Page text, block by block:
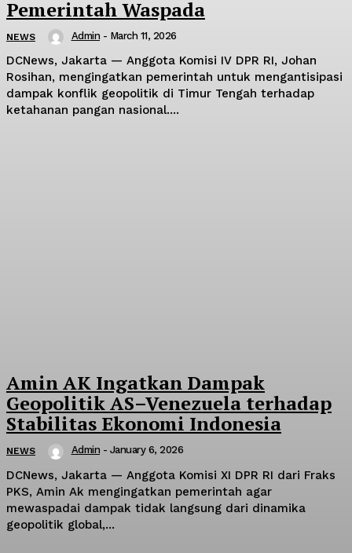
Pemerintah Waspada
NEWS Admin - March 11, 2026
DCNews, Jakarta — Anggota Komisi IV DPR RI, Johan
Rosihan, mengingatkan pemerintah untuk mengantisipasi
dampak konflik geopolitik di Timur Tengah terhadap
ketahanan pangan nasional....
Amin AK Ingatkan Dampak
Geopolitik AS–Venezuela terhadap
Stabilitas Ekonomi Indonesia
NEWS Admin - January 6, 2026
DCNews, Jakarta — Anggota Komisi XI DPR RI dari Fraks
PKS, Amin Ak mengingatkan pemerintah agar
mewaspadai dampak tidak langsung dari dinamika
geopolitik global,...